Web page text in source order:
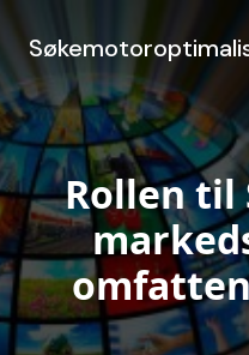
innholdet
Rollen til